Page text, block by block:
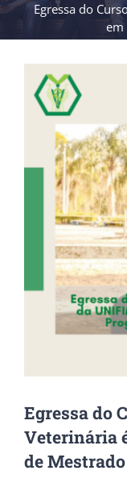
Egressa do
em
View
Larger
Image
Egressa do
Veterinária
de Mestrado